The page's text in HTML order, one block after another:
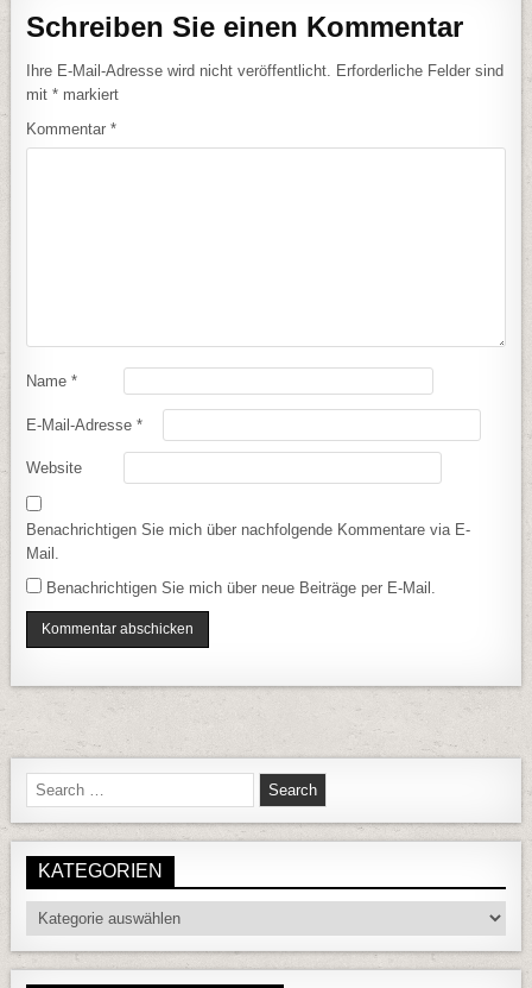
Schreiben Sie einen Kommentar
Ihre E-Mail-Adresse wird nicht veröffentlicht.
Erforderliche Felder sind
mit* markiert
Kommentar*
Name*
E-Mail-Adresse*
Website
Benachrichtigen Sie mich über nachfolgende Kommentare via E-
Mail.
Benachrichtigen Sie mich über neue Beiträge per E-Mail.
Search for:
KATEGORIEN
Kategorien